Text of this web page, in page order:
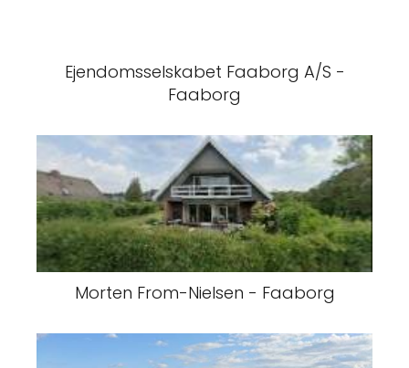
Ejendomsselskabet Faaborg A/S -
Faaborg
Morten From-Nielsen - Faaborg